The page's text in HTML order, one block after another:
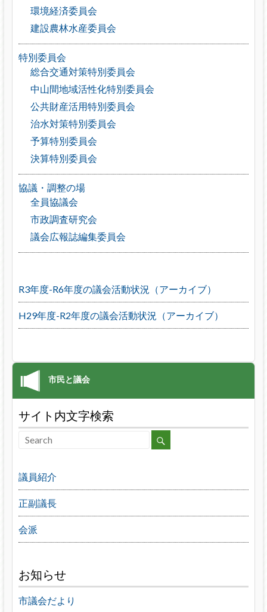
環境経済委員会
建設農林水産委員会
特別委員会
総合交通対策特別委員会
中山間地域活性化特別委員会
公共財産活用特別委員会
治水対策特別委員会
予算特別委員会
決算特別委員会
協議・調整の場
全員協議会
市政調査研究会
議会広報誌編集委員会
R3年度-R6年度の議会活動状況（アーカイブ）
H29年度-R2年度の議会活動状況（アーカイブ）
サイト内文字検索
議員紹介
正副議長
会派
お知らせ
市議会だより